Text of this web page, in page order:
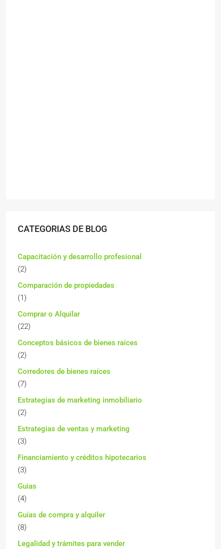
CATEGORIAS DE BLOG
Capacitación y desarrollo profesional
(2)
Comparación de propiedades
(1)
Comprar o Alquilar
(22)
Conceptos básicos de bienes raíces
(2)
Corredores de bienes raíces
(7)
Estrategias de marketing inmobiliario
(2)
Estrategias de ventas y marketing
(3)
Financiamiento y créditos hipotecarios
(3)
Guias
(4)
Guías de compra y alquiler
(8)
Legalidad y trámites para vender